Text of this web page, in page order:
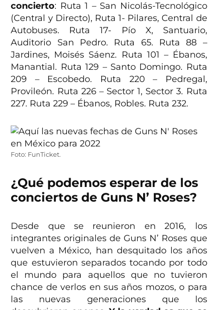
concierto: Ruta 1 – San Nicolás-Tecnológico
(Central y Directo), Ruta 1- Pilares, Central de
Autobuses. Ruta 17- Pío X, Santuario,
Auditorio San Pedro. Ruta 65. Ruta 88 –
Jardines, Moisés Sáenz. Ruta 101 – Ébanos,
Manantial. Ruta 129 – Santo Domingo. Ruta
209 – Escobedo. Ruta 220 – Pedregal,
Provileón. Ruta 226 – Sector 1, Sector 3. Ruta
227. Ruta 229 – Ébanos, Robles. Ruta 232.
Foto: FunTicket.
¿Qué podemos esperar de los
conciertos de Guns N’ Roses?
Desde que se reunieron en 2016, los
integrantes originales de Guns N’ Roses que
vuelven a México, han desquitado los años
que estuvieron separados tocando por todo
el mundo para aquellos que no tuvieron
chance de verlos en sus años mozos, o para
las nuevas generaciones que los